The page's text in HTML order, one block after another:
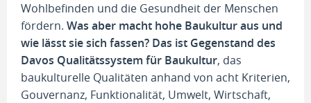
Wohlbefinden und die Gesundheit der Menschen
fördern. Was aber macht hohe Baukultur aus und
wie lässt sie sich fassen? Das ist Gegenstand des
Davos Qualitätssystem für Baukultur, das
baukulturelle Qualitäten anhand von acht Kriterien,
Gouvernanz, Funktionalität, Umwelt, Wirtschaft,